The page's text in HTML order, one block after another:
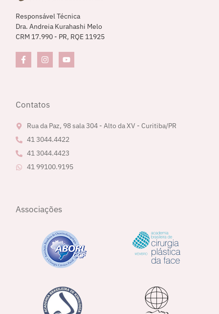
Responsável Técnica
Dra. Andreia Kurahashi Melo
CRM 17.990 - PR, RQE 11925
Contatos
Rua da Paz, 98 sala 304 - Alto da XV - Curitiba/PR
41 3044.4422
41 3044.4423
41 99100.9195
Associações